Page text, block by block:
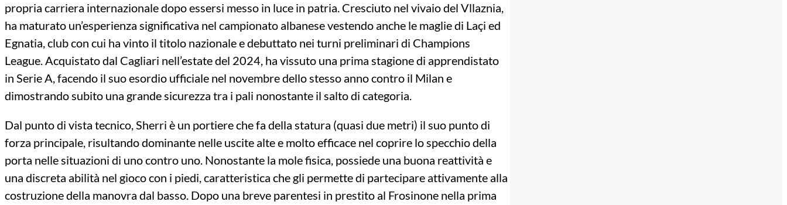
propria carriera internazionale dopo essersi messo in luce in patria. Cresciuto nel vivaio del Vllaznia,
ha maturato un’esperienza significativa nel campionato albanese vestendo anche le maglie di Laçi ed
Egnatia, club con cui ha vinto il titolo nazionale e debuttato nei turni preliminari di Champions
League. Acquistato dal Cagliari nell’estate del 2024, ha vissuto una prima stagione di apprendistato
in Serie A, facendo il suo esordio ufficiale nel novembre dello stesso anno contro il Milan e
dimostrando subito una grande sicurezza tra i pali nonostante il salto di categoria.
Dal punto di vista tecnico, Sherri è un portiere che fa della statura (quasi due metri) il suo punto di
forza principale, risultando dominante nelle uscite alte e molto efficace nel coprire lo specchio della
porta nelle situazioni di uno contro uno. Nonostante la mole fisica, possiede una buona reattività e
una discreta abilità nel gioco con i piedi, caratteristica che gli permette di partecipare attivamente alla
costruzione della manovra dal basso. Dopo una breve parentesi in prestito al Frosinone nella prima